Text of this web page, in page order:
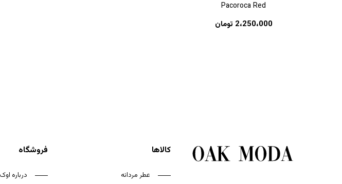
هیچ محصولی در سبد خرید نیست.
Pacoroca Red
2،250،000 تومان
کالاها
عطر مردانه
فروشگاه
درباره